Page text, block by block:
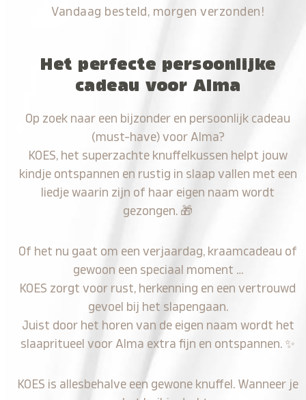
Vandaag besteld, morgen verzonden!
Het perfecte persoonlijke
cadeau voor Alma
Op zoek naar een bijzonder en persoonlijk cadeau
(must-have) voor Alma?
KOES, het superzachte knuffelkussen helpt jouw
kindje ontspannen en rustig in slaap vallen met een
liedje waarin zijn of haar eigen naam wordt
gezongen. 🎁
Of het nu gaat om een verjaardag, kraamcadeau of
gewoon een speciaal moment …
KOES zorgt voor rust, herkenning en een vertrouwd
gevoel bij het slapengaan.
Juist door het horen van de eigen naam wordt het
slaapritueel voor Alma extra fijn en ontspannen. ✨
KOES is allesbehalve een gewone knuffel. Wanneer je